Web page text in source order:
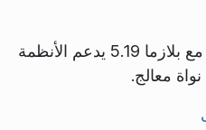
إصدار KSysGuard المرفق مع بلازما 5.19 يدعم الأنظمة